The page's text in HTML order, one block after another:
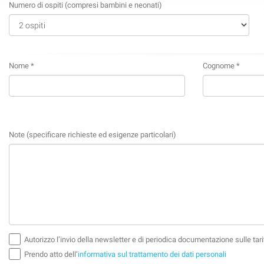
Numero di ospiti (compresi bambini e neonati)
Nome * Cognome *
Note (specificare richieste ed esigenze particolari)
Autorizzo l’invio della newsletter e di periodica documentazione sulle
Prendo atto dell’informativa sul trattamento dei dati personali